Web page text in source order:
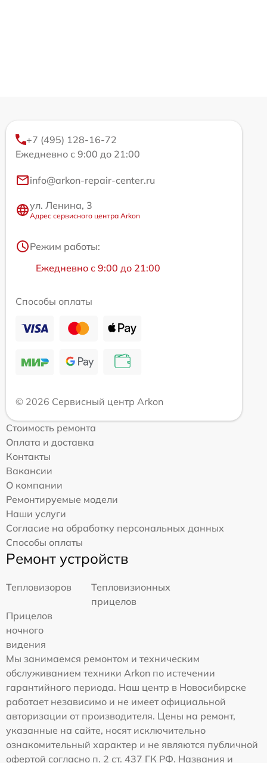
+7 (495) 128-16-72
Ежедневно с 9:00 до 21:00
info@arkon-repair-center.ru
ул. Ленина, 3
Адрес сервисного центра Arkon
Режим работы:
Ежедневно с 9:00 до 21:00
Способы оплаты
© 2026 Сервисный центр Arkon
Стоимость ремонта
Оплата и доставка
Контакты
Вакансии
О компании
Ремонтируемые модели
Наши услуги
Согласие на обработку персональных данных
Способы оплаты
Ремонт устройств
Тепловизоров
Тепловизионных
прицелов
Прицелов
ночного
видения
Мы занимаемся ремонтом и техническим
обслуживанием техники Arkon по истечении
гарантийного периода. Наш центр в Новосибирске
работает независимо и не имеет официальной
авторизации от производителя. Цены на ремонт,
указанные на сайте, носят исключительно
ознакомительный характер и не являются публичной
офертой согласно п. 2 ст. 437 ГК РФ. Названия и